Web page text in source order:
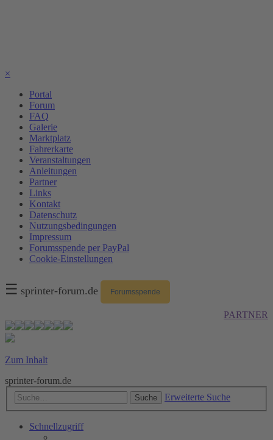
×
Portal
Forum
FAQ
Galerie
Marktplatz
Fahrerkarte
Veranstaltungen
Anleitungen
Partner
Links
Kontakt
Datenschutz
Nutzungsbedingungen
Impressum
Forumsspende per PayPal
Cookie-Einstellungen
☰ sprinter-forum.de Forumsspende
PARTNER
Zum Inhalt
sprinter-forum.de
Suche Erweiterte Suche
Schnellzugriff